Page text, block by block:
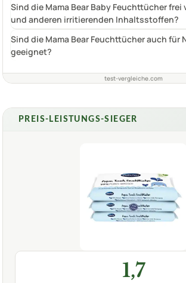
Sind die Mama Bear Baby Feuchttücher frei
und anderen irritierenden Inhaltsstoffen?
Sind die Mama Bear Feuchttücher auch für
geeignet?
test-vergleiche.com
PREIS-LEISTUNGS-SIEGER
1,7